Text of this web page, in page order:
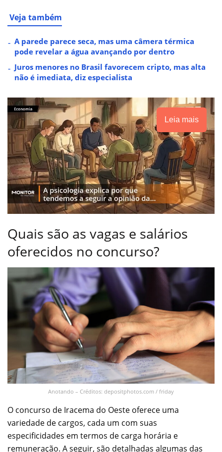
Veja também
A parede parece seca, mas uma câmera térmica
pode revelar a água avançando por dentro
Juros menores no Brasil favorecem cripto, mas alta
não é imediata, diz especialista
Leia mais
Quais são as vagas e salários
oferecidos no concurso?
Anotando – Créditos: depositphotos.com / friday
O concurso de Iracema do Oeste oferece uma
variedade de cargos, cada um com suas
especificidades em termos de carga horária e
remuneração. A seguir, são detalhadas algumas das